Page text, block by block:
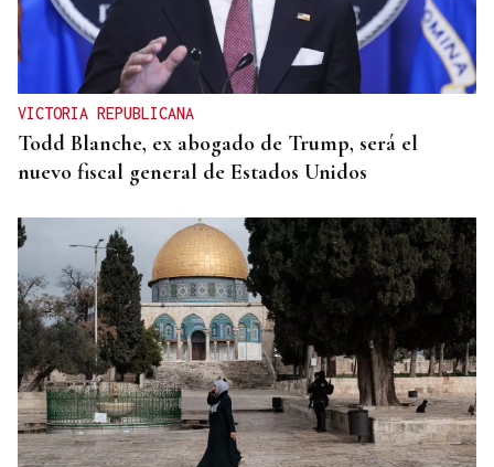
VICTORIA REPUBLICANA
Todd Blanche, ex abogado de Trump, será el
nuevo fiscal general de Estados Unidos